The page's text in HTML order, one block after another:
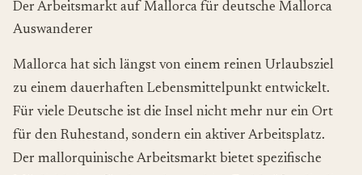
Der Arbeitsmarkt auf Mallorca für deutsche Mallorca
Auswanderer
Mallorca hat sich längst von einem reinen Urlaubsziel
zu einem dauerhaften Lebensmittelpunkt entwickelt.
Für viele Deutsche ist die Insel nicht mehr nur ein Ort
für den Ruhestand, sondern ein aktiver Arbeitsplatz.
Der mallorquinische Arbeitsmarkt bietet spezifische